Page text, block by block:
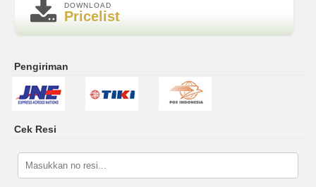
DOWNLOAD
Pricelist
Pengiriman
Cek Resi